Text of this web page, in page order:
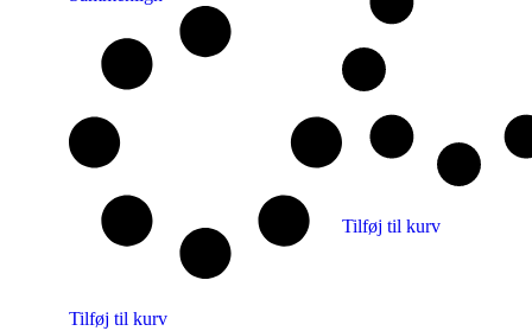
Tilføj til kurv
Tilføj til kurv